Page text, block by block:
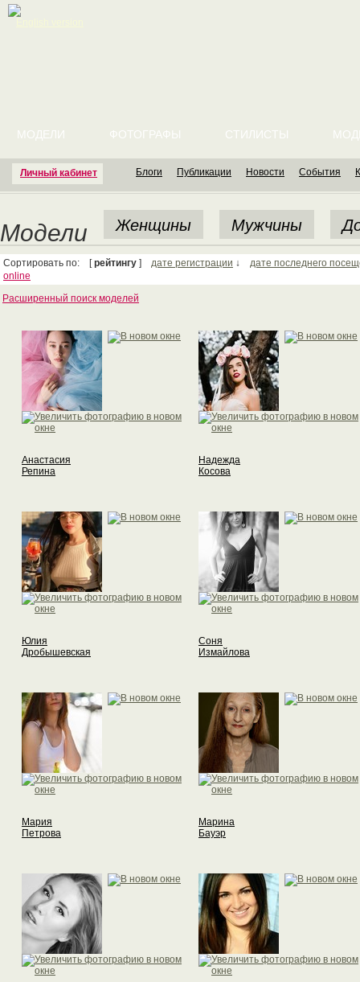
Личный кабинет
МОДЕЛИ ФОТОГРАФЫ СТИЛИСТЫ
Блоги Публикации Новости События
Модели Женщины Мужчины
Сортировать по: [рейтингу ] дате регистрации ↓ дате последнего
online
Расширенный поиск моделей
Анастасия
Репина
Надежда
Косова
Юлия
Дробышевская
Соня
Измайлова
Мария
Петрова
Марина
Бауэр